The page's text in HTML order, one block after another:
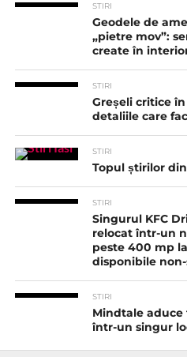
STIRI
Geodele de
„pietre mov”:
create în
STIRI
Greșeli critice
detaliile care
STIRI
Topul știrilor
STIRI
Singurul KFC
relocat într-un
peste 400 mp
disponibile
STIRI
Mindtale
într-un singur